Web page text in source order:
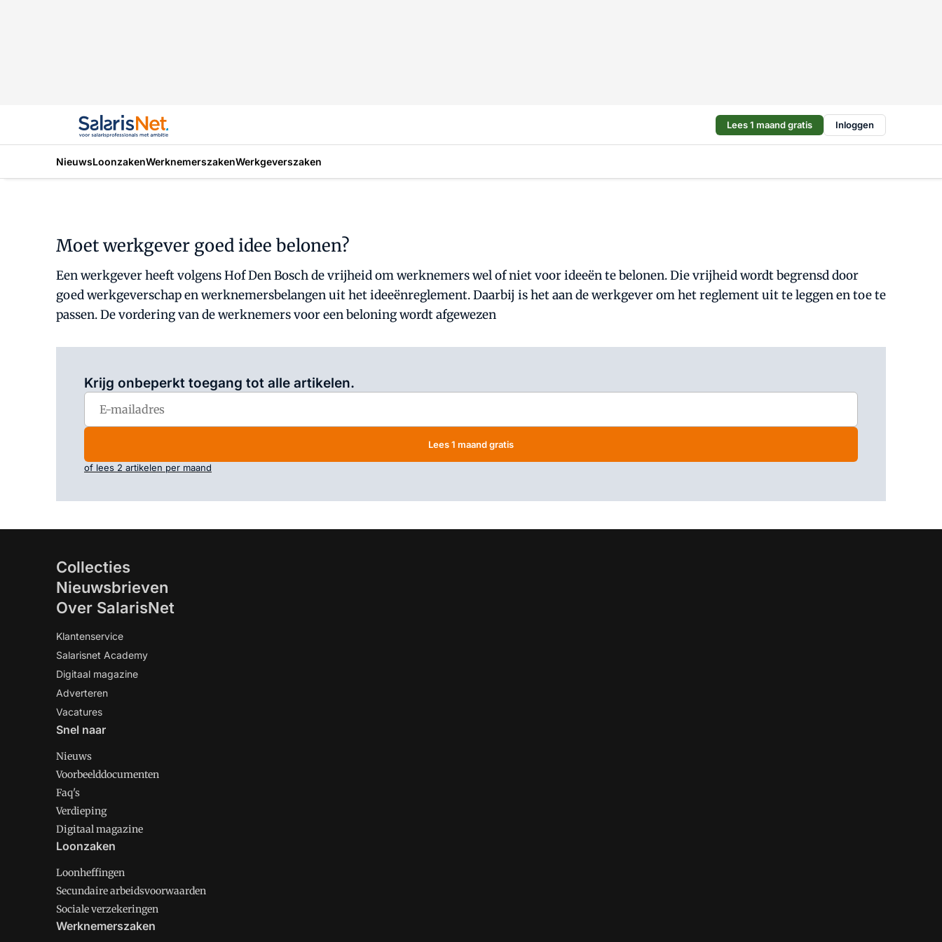
Lees 1 maand gratis Inloggen
NieuwsLoonzakenWerknemerszakenWerkgeverszaken
Moet werkgever goed idee belonen?
Een werkgever heeft volgens Hof Den Bosch de vrijheid om werknemers wel of niet voor ideeën te belonen. Die vrijheid wordt begrensd door
goed werkgeverschap en werknemersbelangen uit het ideeënreglement. Daarbij is het aan de werkgever om het reglement uit te leggen en toe te
passen. De vordering van de werknemers voor een beloning wordt afgewezen
Krijg onbeperkt toegang tot alle artikelen.
Lees 1 maand gratis
of lees 2 artikelen per maand
Collecties
Nieuwsbrieven
Over SalarisNet
Klantenservice
Salarisnet Academy
Digitaal magazine
Adverteren
Vacatures
Snel naar
Nieuws
Voorbeelddocumenten
Faq's
Verdieping
Digitaal magazine
Loonzaken
Loonheffingen
Secundaire arbeidsvoorwaarden
Sociale verzekeringen
Werknemerszaken